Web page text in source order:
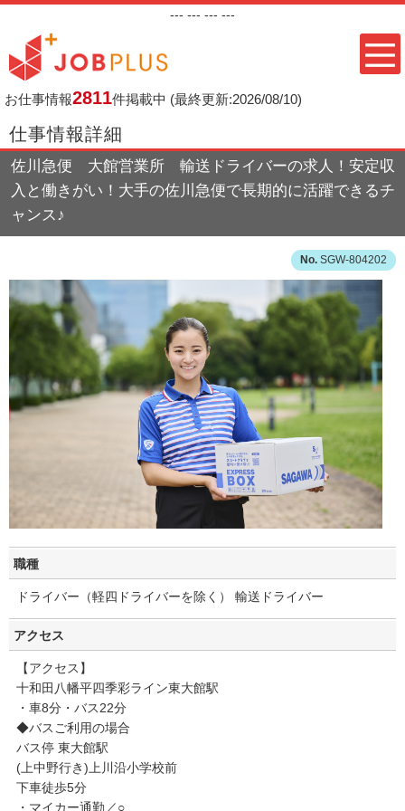
--- --- --- ---
お仕事情報2811件掲載中 (最終更新:2026/08/10)
仕事情報詳細
佐川急便 大館営業所 輸送ドライバーの求人！安定収
入と働きがい！大手の佐川急便で長期的に活躍できるチ
ャンス♪
SGW-804202
職種
ドライバー（軽四ドライバーを除く） 輸送ドライバー
アクセス
【アクセス】
十和田八幡平四季彩ライン東大館駅
・車8分・バス22分
◆バスご利用の場合
バス停 東大館駅
(上中野行き)上川沿小学校前
下車徒歩5分
・マイカー通勤／○